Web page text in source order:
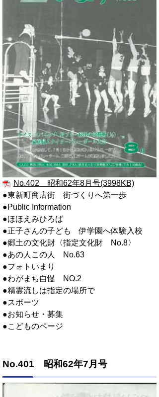
No.402 昭和62年8月号(3998KB)
●東新町商店街 街づくりへ第一歩
●Public Information
●ほほえみひろば
●正子さんの子ども 伊学園へ体験入校
●郷土の文化財〈指定文化財 No.8〉
●あの人この人 No.63
●フォトいまり
●わがまち自慢 NO.2
●精霊流しは指定の場所で
●スポーツ
●お知らせ・募集
●こどものページ
No.401 昭和62年7月号